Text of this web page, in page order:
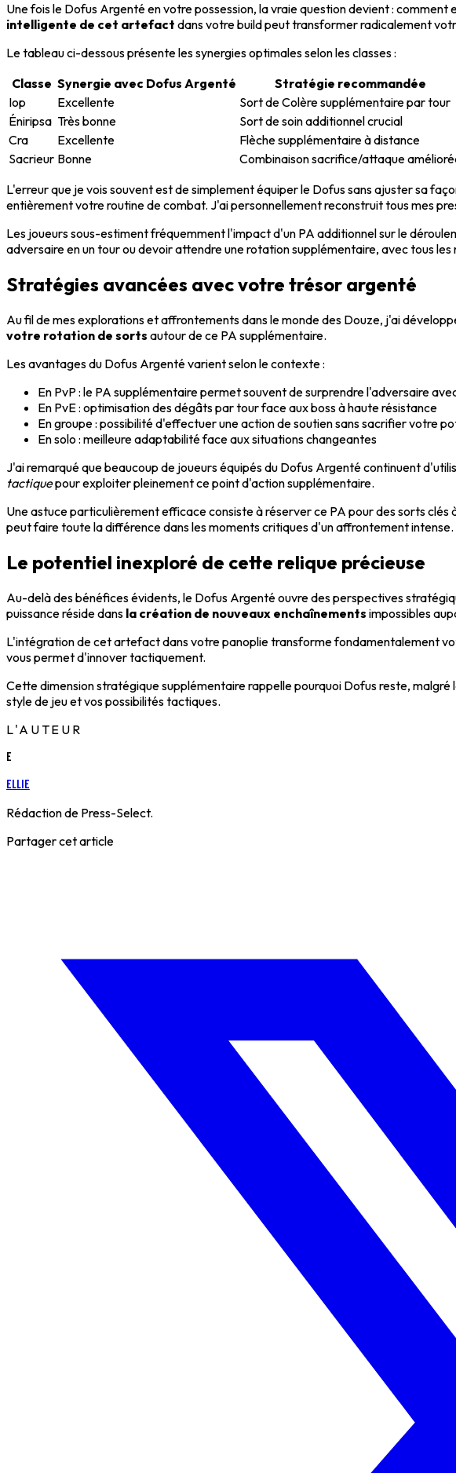
Une fois le Dofus Argenté en votre possession, la vraie question devient :
intelligente de cet artefact dans votre build peut transformer radicalement
Le tableau ci-dessous présente les synergies optimales selon les classes :
Classe Synergie avec Dofus Argenté
Stratégie recommandée
Iop
Excellente
Sort de Colère supplémentaire par tour
Éniripsa Très bonne
Sort de soin additionnel crucial
Cra
Excellente
Flèche supplémentaire à distance
Sacrieur Bonne
Combinaison sacrifice/attaque
L'erreur que je vois souvent est de simplement équiper le Dofus sans ajuster sa
entièrement votre routine de combat. J'ai personnellement reconstruit tous mes
Les joueurs sous-estiment fréquemment l'impact d'un PA additionnel sur le
adversaire en un tour ou devoir attendre une rotation supplémentaire, avec tous
Stratégies avancées avec votre trésor argenté
Au fil de mes explorations et affrontements dans le monde des Douze, j'ai
votre rotation de sorts autour de ce PA supplémentaire.
Les avantages du Dofus Argenté varient selon le contexte :
En PvP : le PA supplémentaire permet souvent de surprendre l'adversaire
En PvE : optimisation des dégâts par tour face aux boss à haute résistance
En groupe : possibilité d'effectuer une action de soutien sans sacrifier votre
En solo : meilleure adaptabilité face aux situations changeantes
J'ai remarqué que beaucoup de joueurs équipés du Dofus Argenté continuent
tactiquepour exploiter pleinement ce point d'action supplémentaire.
Une astuce particulièrement efficace consiste à réserver ce PA pour des sorts
peut faire toute la différence dans les moments critiques d'un affrontement intense.
Le potentiel inexploré de cette relique précieuse
Au-delà des bénéfices évidents, le Dofus Argenté ouvre des perspectives
puissance réside dans la création de nouveaux enchaînements impossibles
L'intégration de cet artefact dans votre panoplie transforme fondamentalement
vous permet d'innover tactiquement.
Cette dimension stratégique supplémentaire rappelle pourquoi Dofus reste,
style de jeu et vos possibilités tactiques.
L'AUTEUR
E
Ellie
Rédaction de Press-Select.
Partager cet article